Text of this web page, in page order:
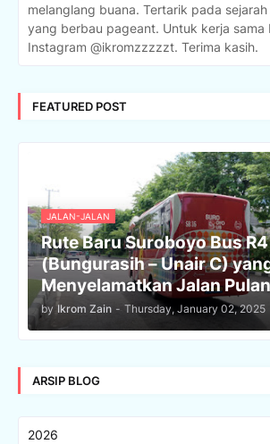
melanglang buana. Tertarik pada
yang berbau pageant. Untuk kerja sama
Instagram @ikromzzzzzt. Terima kasih.
FEATURED POST
JALAN-JALAN
Rute Baru Suroboyo Bus R4
(Bungurasih – Unair C)
Menyelamatkan Jalan
by Ikrom Zain - Thursday, January 02, 2025
ARSIP BLOG
2026